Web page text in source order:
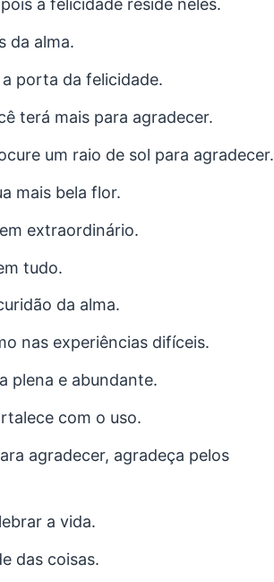
a felicidade reside neles.
da alma.
porta da felicidade.
terá mais para agradecer.
um raio de sol para agradecer.
mais bela flor.
extraordinário.
tudo.
da alma.
nas experiências difíceis.
plena e abundante.
com o uso.
agradecer, agradeça pelos
a vida.
das coisas.